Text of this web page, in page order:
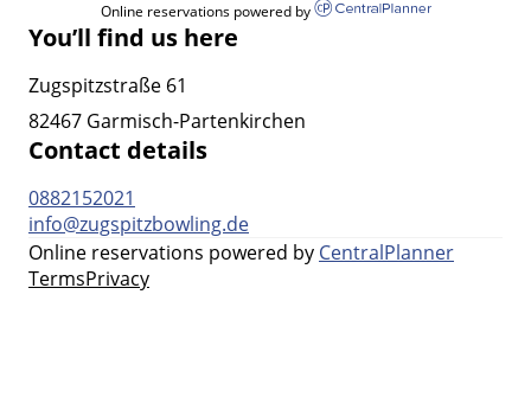
Online reservations powered by
You’ll find us here
Zugspitzstraße 61
82467 Garmisch-Partenkirchen
Contact details
0882152021
info@zugspitzbowling.de
Online reservations powered by CentralPlanner
TermsPrivacy